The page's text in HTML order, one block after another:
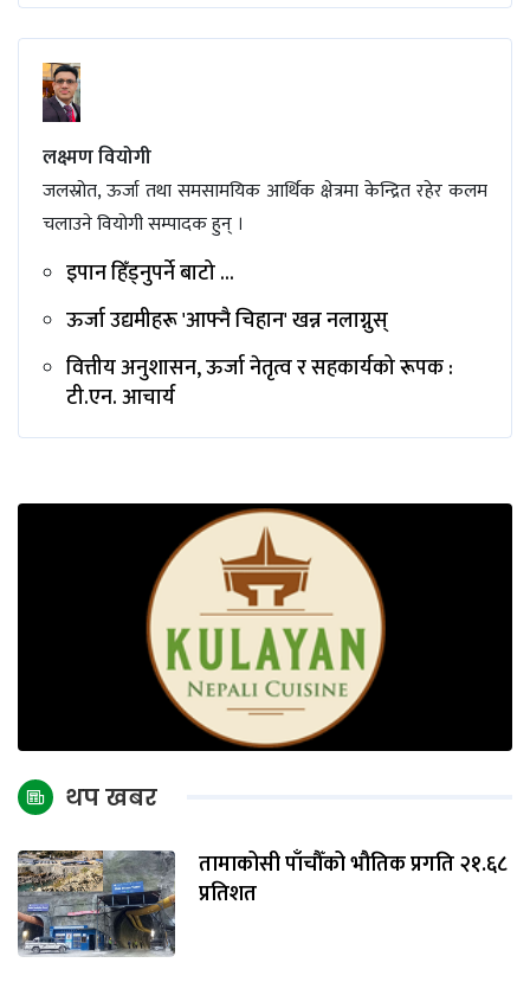
लक्ष्मण वियोगी
जलस्रोत, ऊर्जा तथा समसामयिक आर्थिक क्षेत्रमा केन्द्रित रहेर कलम
चलाउने वियोगी सम्पादक हुन् ।
इपान हिँड्नुपर्ने बाटो ...
ऊर्जा उद्यमीहरू 'आफ्नै चिहान' खन्न नलाग्नुस्
वित्तीय अनुशासन, ऊर्जा नेतृत्व र सहकार्यको रूपक :
टी.एन. आचार्य
थप खबर
तामाकोसी पाँचौँको भौतिक प्रगति २१.६८
प्रतिशत